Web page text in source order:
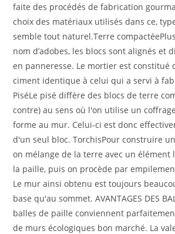
faite des procédés de fabrication
choix des matériaux utilisés dans ce,
semble tout naturel.Terre
nom d’adobes, les blocs sont alignés et
en panneresse. Le mortier est constitué
ciment identique à celui qui a servi à
PiséLe pisé diffère des blocs de terre
contre) au sens où l'on utilise un
forme au mur. Celui-ci est donc
d'un seul bloc. TorchisPour construire
on mélange de la terre avec un élément
la paille, puis on procède par
Le mur ainsi obtenu est toujours
base qu'au sommet. AVANTAGES DES
balles de paille conviennent
de murs écologiques bon marché. La